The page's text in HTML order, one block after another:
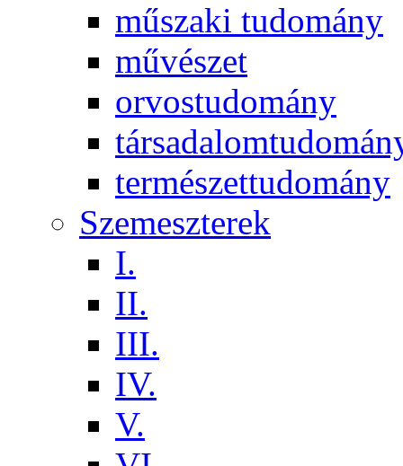
műszaki tudomány
művészet
orvostudomány
természettudomány
Szemeszterek
I.
II.
III.
IV.
V.